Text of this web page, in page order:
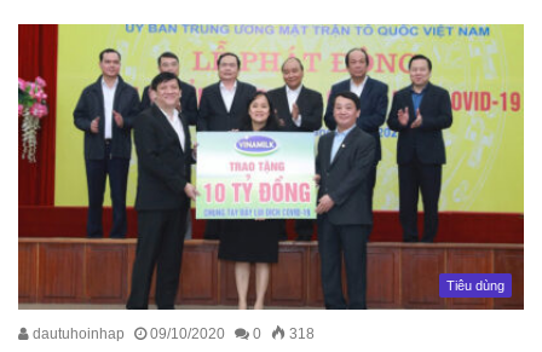
Tiêu dùng
dautuhoinhap 09/10/2020 0 318